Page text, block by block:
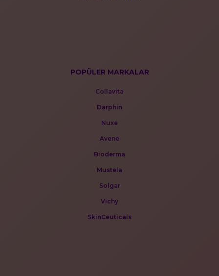
POPÜLER MARKALAR
Collavita
Darphin
Nuxe
Avene
Bioderma
Mustela
Solgar
Vichy
SkinCeuticals